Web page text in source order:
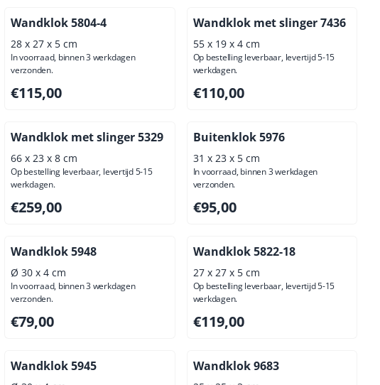
Wandklok 5804-4
28 x 27 x 5 cm
In voorraad, binnen 3 werkdagen
verzonden.
Prijs: 115,00, exclusief btw: 95,04
€115,00
Wandklok met slinger 7436
55 x 19 x 4 cm
Op bestelling leverbaar, levertijd 5-15
werkdagen.
Prijs: 110,00, exclusief btw: 90,91
€110,00
Wandklok met slinger 5329
66 x 23 x 8 cm
Op bestelling leverbaar, levertijd 5-15
werkdagen.
Prijs: 259,00, exclusief btw: 214,05
€259,00
Buitenklok 5976
31 x 23 x 5 cm
In voorraad, binnen 3 werkdagen
verzonden.
Prijs: 95,00, exclusief btw: 78,51
€95,00
Wandklok 5948
Ø 30 x 4 cm
In voorraad, binnen 3 werkdagen
verzonden.
Prijs: 79,00, exclusief btw: 65,29
€79,00
Wandklok 5822-18
27 x 27 x 5 cm
Op bestelling leverbaar, levertijd 5-15
werkdagen.
Prijs: 119,00, exclusief btw: 98,35
€119,00
Wandklok 5945 Wandklok 9683